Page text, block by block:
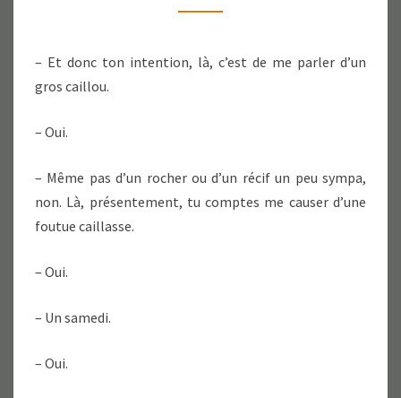
– Et donc ton intention, là, c’est de me parler d’un
gros caillou.
– Oui.
– Même pas d’un rocher ou d’un récif un peu sympa,
non. Là, présentement, tu comptes me causer d’une
foutue caillasse.
– Oui.
– Un samedi.
– Oui.